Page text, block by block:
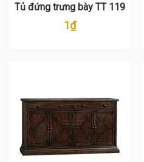
Tủ đứng trưng bày TT 119
1₫